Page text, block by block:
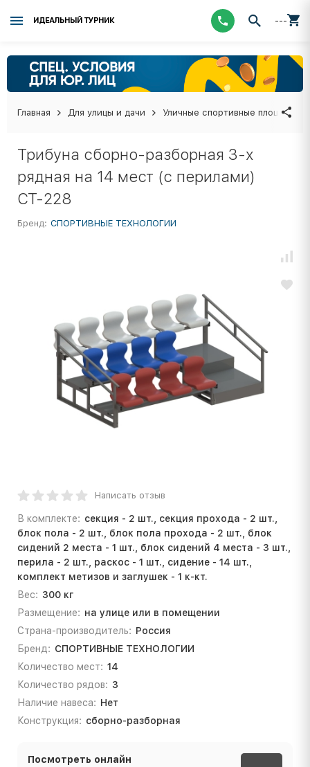
ИДЕАЛЬНЫЙ ТУРНИК ---
Главная Для улицы и дачи Уличные спортивные площадки
Трибуна сборно-разборная 3-х
рядная на 14 мест (с перилами)
СТ-228
Бренд: СПОРТИВНЫЕ ТЕХНОЛОГИИ
Написать отзыв
В комплекте: секция - 2 шт., секция прохода - 2 шт.,
блок пола - 2 шт., блок пола прохода - 2 шт., блок
сидений 2 места - 1 шт., блок сидений 4 места - 3 шт.,
перила - 2 шт., раскос - 1 шт., сидение - 14 шт.,
комплект метизов и заглушек - 1 к-кт.
Вес: 300 кг
Размещение: на улице или в помещении
Страна-производитель: Россия
Бренд: СПОРТИВНЫЕ ТЕХНОЛОГИИ
Количество мест: 14
Количество рядов: 3
Наличие навеса: Нет
Конструкция: сборно-разборная
Посмотреть онлайн